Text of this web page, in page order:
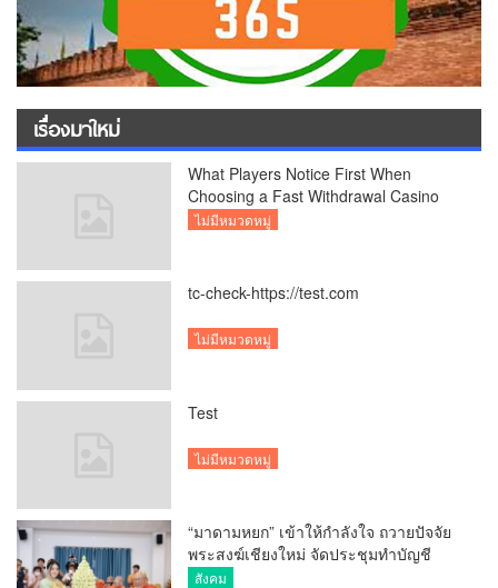
เรื่องมาใหม่
What Players Notice First When
Choosing a Fast Withdrawal Casino
UK
ไม่มีหมวดหมู่
tc-check-https://test.com
ไม่มีหมวดหมู่
Test
ไม่มีหมวดหมู่
“มาดามหยก” เข้าให้กำลังใจ ถวายปัจจัย
พระสงฆ์เชียงใหม่ จัดประชุมทำบัญชี
รายรับรายจ่ายของวัด กว่า 300 รูป ที่วัด
สังคม